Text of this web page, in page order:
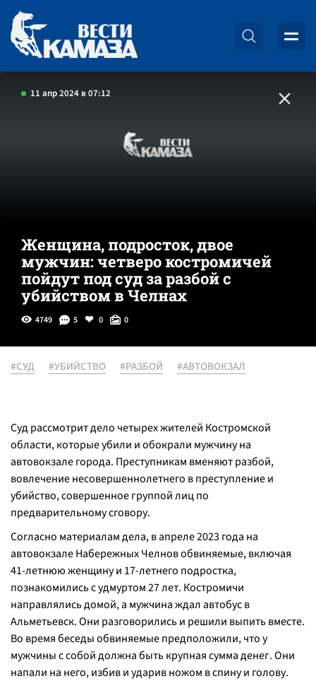
11 апр 2024 в 07:12
Женщина, подросток, двое
мужчин: четверо костромичей
пойдут под суд за разбой с
убийством в Челнах
4749 5 0 0
#СУД #УБИЙСТВО #РАЗБОЙ #АВТОВОКЗАЛ
Суд рассмотрит дело четырех жителей Костромской
области, которые убили и обокрали мужчину на
автовокзале города. Преступникам вменяют разбой,
вовлечение несовершеннолетнего в преступление и
убийство, совершенное группой лиц по
предварительному сговору.
Согласно материалам дела, в апреле 2023 года на
автовокзале Набережных Челнов обвиняемые, включая
41-летнюю женщину и 17-летнего подростка,
познакомились с удмуртом 27 лет. Костромичи
направлялись домой, а мужчина ждал автобус в
Альметьевск. Они разговорились и решили выпить вместе.
Во время беседы обвиняемые предположили, что у
мужчины с собой должна быть крупная сумма денег. Они
напали на него, избив и ударив ножом в спину и голову.